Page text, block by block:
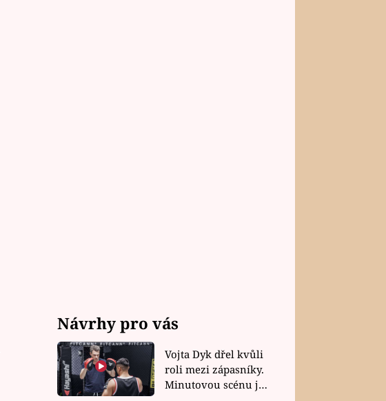
Návrhy pro vás
Vojta Dyk dřel kvůli
roli mezi zápasníky.
Minutovou scénu jel